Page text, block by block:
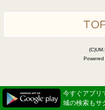
今すぐアプリ
城の検索もサ